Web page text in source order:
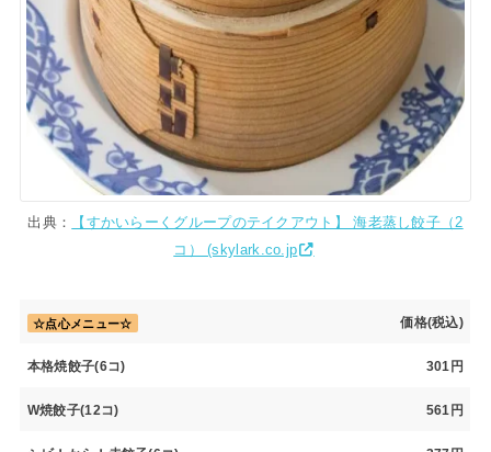
出典：
【すかいらーくグループのテイクアウト】 海老蒸し餃子（2
コ） (skylark.co.jp
☆点心メニュー☆ 価格(税込)
本格焼餃子(6コ) 301円
W焼餃子(12コ) 561円